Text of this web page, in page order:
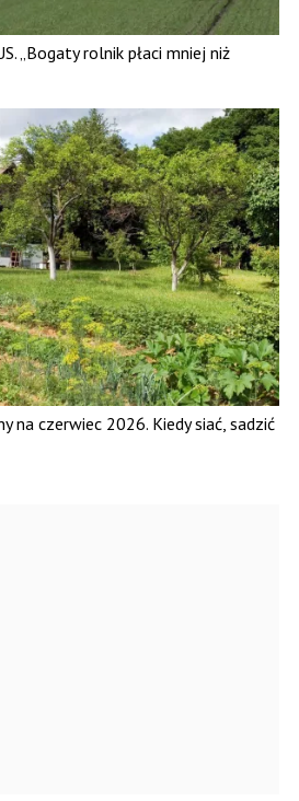
„Bogaty rolnik płaci mniej niż
na czerwiec 2026. Kiedy siać, sadzić